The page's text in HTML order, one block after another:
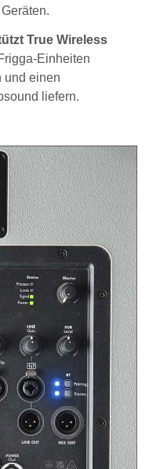
True Wireless
Einheiten
und einen
liefern.